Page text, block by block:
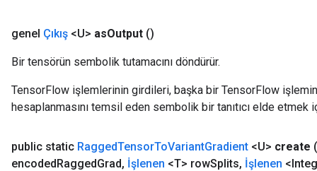
genel Çıkış <U> asOutput ()
Bir tensörün sembolik tutamacını döndürür.
TensorFlow işlemlerinin girdileri, başka bir TensorFlow
hesaplanmasını temsil eden sembolik bir tanıtıcı elde etmek
public static RaggedTensorToVariantGradient <U> create
encodedRaggedGrad, İşlenen <T> rowSplits, İşlenen